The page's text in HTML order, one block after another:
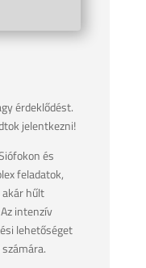
érdeklődést.
jelentkezni!
és
feladatok,
hűlt
intenzív
lehetőséget